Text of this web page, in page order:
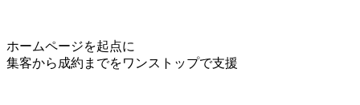
ホームページを起点に
集客から成約までをワンストップで支援